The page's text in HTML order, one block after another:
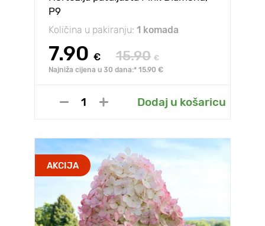
P9
Količina u pakiranju: 1 komada
7.90 € 15.90 €
Najniža cijena u 30 dana:* 15.90 €
Dodaj u košaricu
AKCIJA